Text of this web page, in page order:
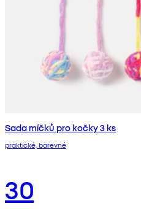
Sada míčků pro kočky 3 ks
praktické, barevné
30